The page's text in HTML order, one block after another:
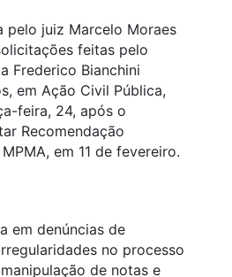
pelo juiz Marcelo Moraes
feitas pelo
Frederico Bianchini
em Ação Civil Pública,
feira, 24, após o
Recomendação
em 11 de fevereiro.
em denúncias de
no processo
de notas e